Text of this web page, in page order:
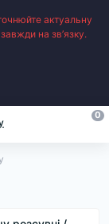
актуальну
на зв’язку.
0